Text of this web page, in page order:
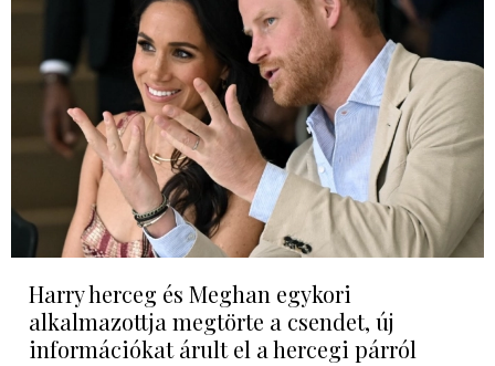
Harry herceg és Meghan egykori
alkalmazottja megtörte a csendet, új
információkat árult el a hercegi párról